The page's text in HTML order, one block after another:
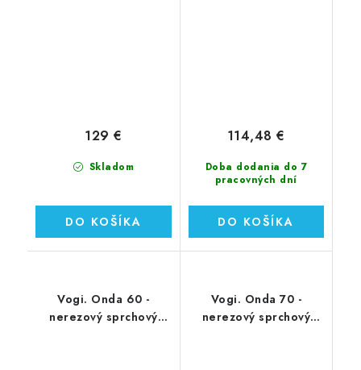
Skladom
129 €
DO KOŠÍKA
Doba dodania do 7
pracovných dní
114,48 €
DO KOŠÍKA
Vogi. Onda 60 -
nerezový sprchový
Vogi. Onda 70 -
nerezový sprchový